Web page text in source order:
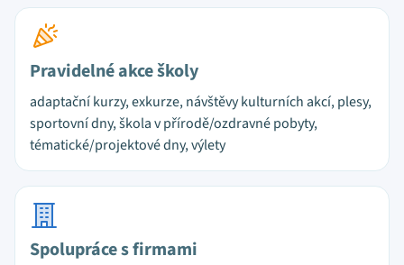
Pravidelné akce školy
adaptační kurzy, exkurze, návštěvy kulturních akcí, plesy,
sportovní dny, škola v přírodě/ozdravné pobyty,
tématické/projektové dny, výlety
Spolupráce s firmami